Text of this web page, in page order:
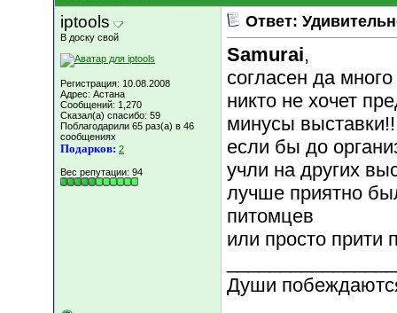
iptools
В доску свой
Регистрация: 10.08.2008
Адрес: Астана
Сообщений: 1,270
Сказал(а) спасибо: 59
Поблагодарили 65 раз(а) в 46
сообщениях
Подарков: 2
Вес репутации: 94
Ответ:
Samurai,
согласен да
никто не хочет
минусы
если бы до
учли на других
лучше приятно
питомцев
или просто прити
Души